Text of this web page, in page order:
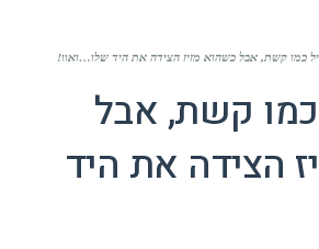
כמו קשת, אבל כשהוא מזיז הצידה את היד שלו…ואוו!
קשת, אבל
הצידה את היד